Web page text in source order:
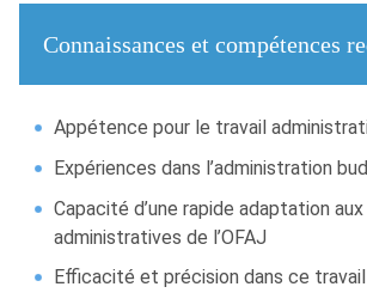
Connaissances et compétences
Appétence pour le travail
Expériences dans l’administration
Capacité d’une rapide adaptation
administratives de l’OFAJ
Efficacité et précision dans ce